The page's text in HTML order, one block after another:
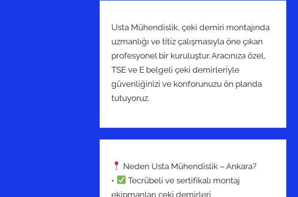
Usta Mühendislik, çeki demiri montajında
uzmanlığı ve titiz çalışmasıyla öne çıkan
profesyonel bir kuruluştur. Aracınıza özel,
TSE ve E belgeli çeki demirleriyle
güvenliğinizi ve konforunuzu ön planda
tutuyoruz.
Neden Usta Mühendislik – Ankara?
•
Tecrübeli ve sertifikalı montaj
ekipmanları çeki demirleri